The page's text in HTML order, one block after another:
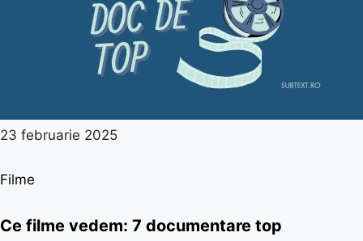
23 februarie 2025
Filme
Ce filme vedem: 7 documentare top